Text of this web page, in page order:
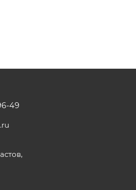
49